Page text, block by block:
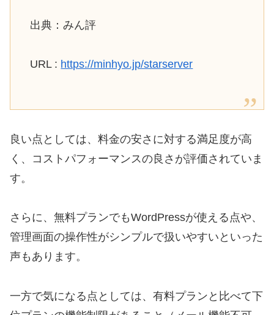
出典：みん評
URL : https://minhyo.jp/starserver
良い点としては、料金の安さに対する満足度が高
く、コストパフォーマンスの良さが評価されていま
す。
さらに、無料プランでもWordPressが使える点や、
管理画面の操作性がシンプルで扱いやすいといった
声もあります。
一方で気になる点としては、有料プランと比べて下